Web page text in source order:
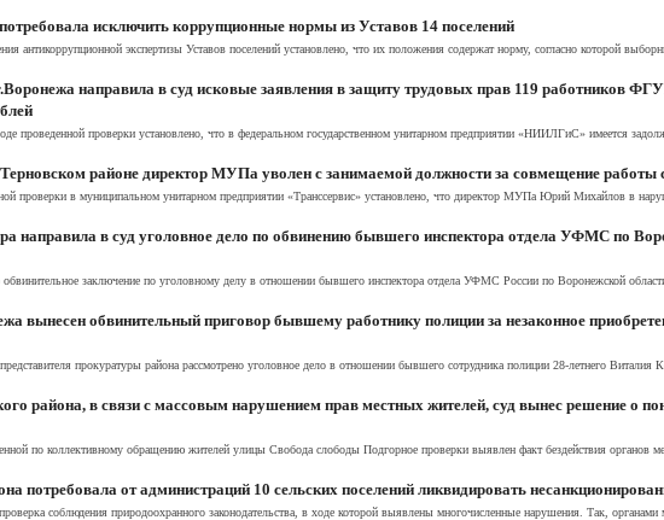
исключить коррупционные нормы из Уставов 14 поселений
антикоррупционной экспертизы Уставов поселений установлено, что их положения содержат норму, согласно которой
направила в суд исковые заявления в защиту трудовых прав 119 работников
проведенной проверки установлено, что в федеральном государственном унитарном предприятии «НИИЛГиС» имеется
районе директор МУПа уволен с занимаемой должности за совмещение работы
проверки в муниципальном унитарном предприятии «Транссервис» установлено, что директор МУПа Юрий Михайлов в
направила в суд уголовное дело по обвинению бывшего инспектора отдела УФМС по
заключение по уголовному делу в отношении бывшего инспектора отдела УФМС России по Воронежской
вынесен обвинительный приговор бывшему работнику полиции за незаконное
прокуратуры района рассмотрено уголовное дело в отношении бывшего сотрудника полиции 28-летнего Виталия
района, в связи с массовым нарушением прав местных жителей, суд вынес решение о
по коллективному обращению жителей улицы Свобода слободы Подгорное проверки выявлен факт бездействия органов
потребовала от администраций 10 сельских поселений ликвидировать
соблюдения природоохранного законодательства, в ходе которой выявлены многочисленные нарушения. Так, органами